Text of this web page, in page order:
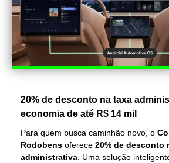
20% de desconto na taxa
economia de até R$ 14 mil
Para quem busca caminhão novo, o
Rodobens oferece 20% de desconto
administrativa . Uma solução